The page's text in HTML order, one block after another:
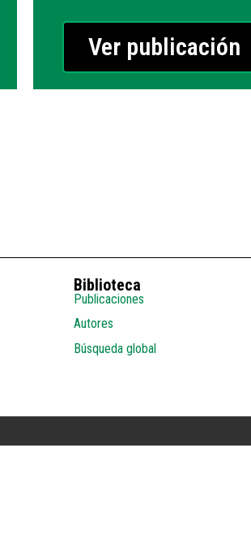
Ver publicación
Biblioteca
Publicaciones
Autores
Búsqueda global